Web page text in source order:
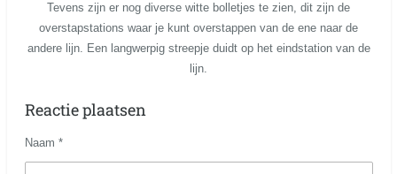
Tevens zijn er nog diverse witte bolletjes te zien, dit zijn de
overstapstations waar je kunt overstappen van de ene naar de
andere lijn. Een langwerpig streepje duidt op het eindstation van de
lijn.
Reactie plaatsen
Naam *